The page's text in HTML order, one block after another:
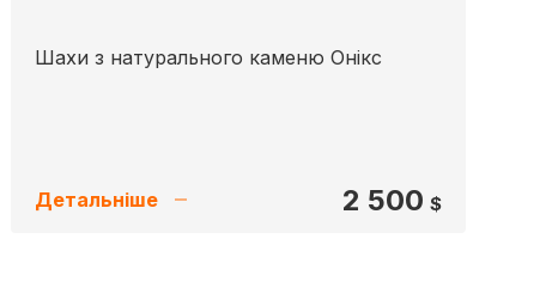
Шахи з натурального каменю Онікс
Детальніше 2 500 $